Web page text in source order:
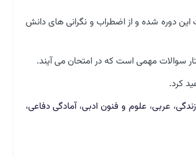
این دوره شده و از اضطراب و نگرانی های دانش
سوالات مهمی است که در امتحان می آیند.
کرد.
، عربی، علوم و فنون ادبی،آمادگی دفاعی،